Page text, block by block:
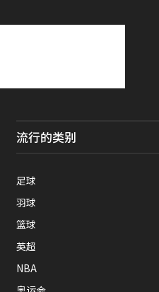
流行的类别
足球
羽球
篮球
英超
NBA